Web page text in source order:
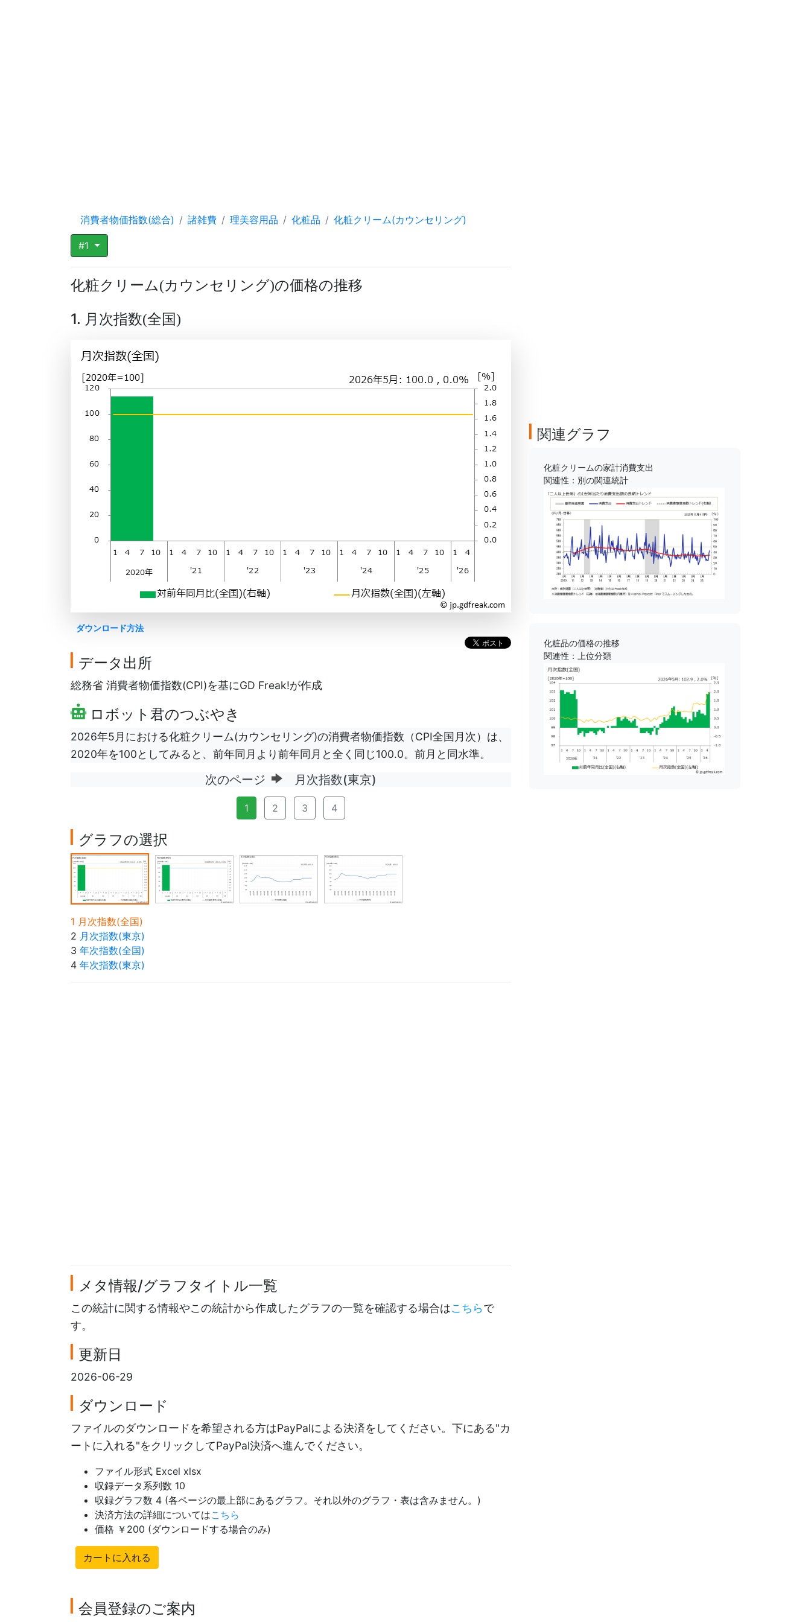
消費者物価指数(総合) 諸雑費 理美容用品 化粧品 化粧クリーム(カウンセリング)
#1
化粧クリーム(カウンセリング)の価格の推移
1. 月次指数(全国)
ダウンロード方法
データ出所
総務省 消費者物価指数(CPI)を基にGD Freak!が作成
ロボット君のつぶやき
2026年5月における化粧クリーム(カウンセリング)の消費者物価指数（CPI全国月次）は、
2020年を100としてみると、前年同月より前年同月と全く同じ100.0。前月と同水準。
次のページ 月次指数(東京)
1 2 3 4
グラフの選択
1 月次指数(全国)
2 月次指数(東京)
3 年次指数(全国)
4 年次指数(東京)
メタ情報/グラフタイトル一覧
この統計に関する情報やこの統計から作成したグラフの一覧を確認する場合はこちらで
す。
更新日
2026-06-29
ダウンロード
ファイルのダウンロードを希望される方はPayPalによる決済をしてください。下にある"カ
ートに入れる"をクリックしてPayPal決済へ進んでください。
ファイル形式 Excel xlsx
収録データ系列数 10
収録グラフ数 4 (各ページの最上部にあるグラフ。それ以外のグラフ・表は含みません。)
決済方法の詳細についてはこちら
価格 ￥200 (ダウンロードする場合のみ)
カートに入れる
会員登録のご案内
関連グラフ
化粧クリームの家計消費支出
関連性：別の関連統計
化粧品の価格の推移
関連性：上位分類